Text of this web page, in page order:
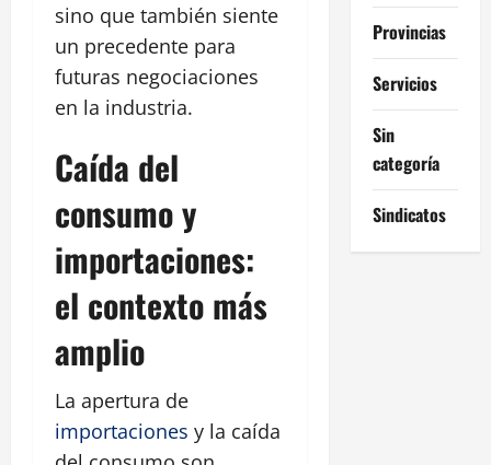
sino que también siente
un precedente para
futuras negociaciones
en la industria.
Caída del
consumo y
importaciones:
el contexto más
amplio
La apertura de
importaciones y la caída
Provincias
Servicios
Sin
categoría
Sindicatos